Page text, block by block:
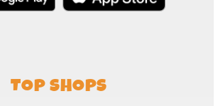
TOP SHOPS